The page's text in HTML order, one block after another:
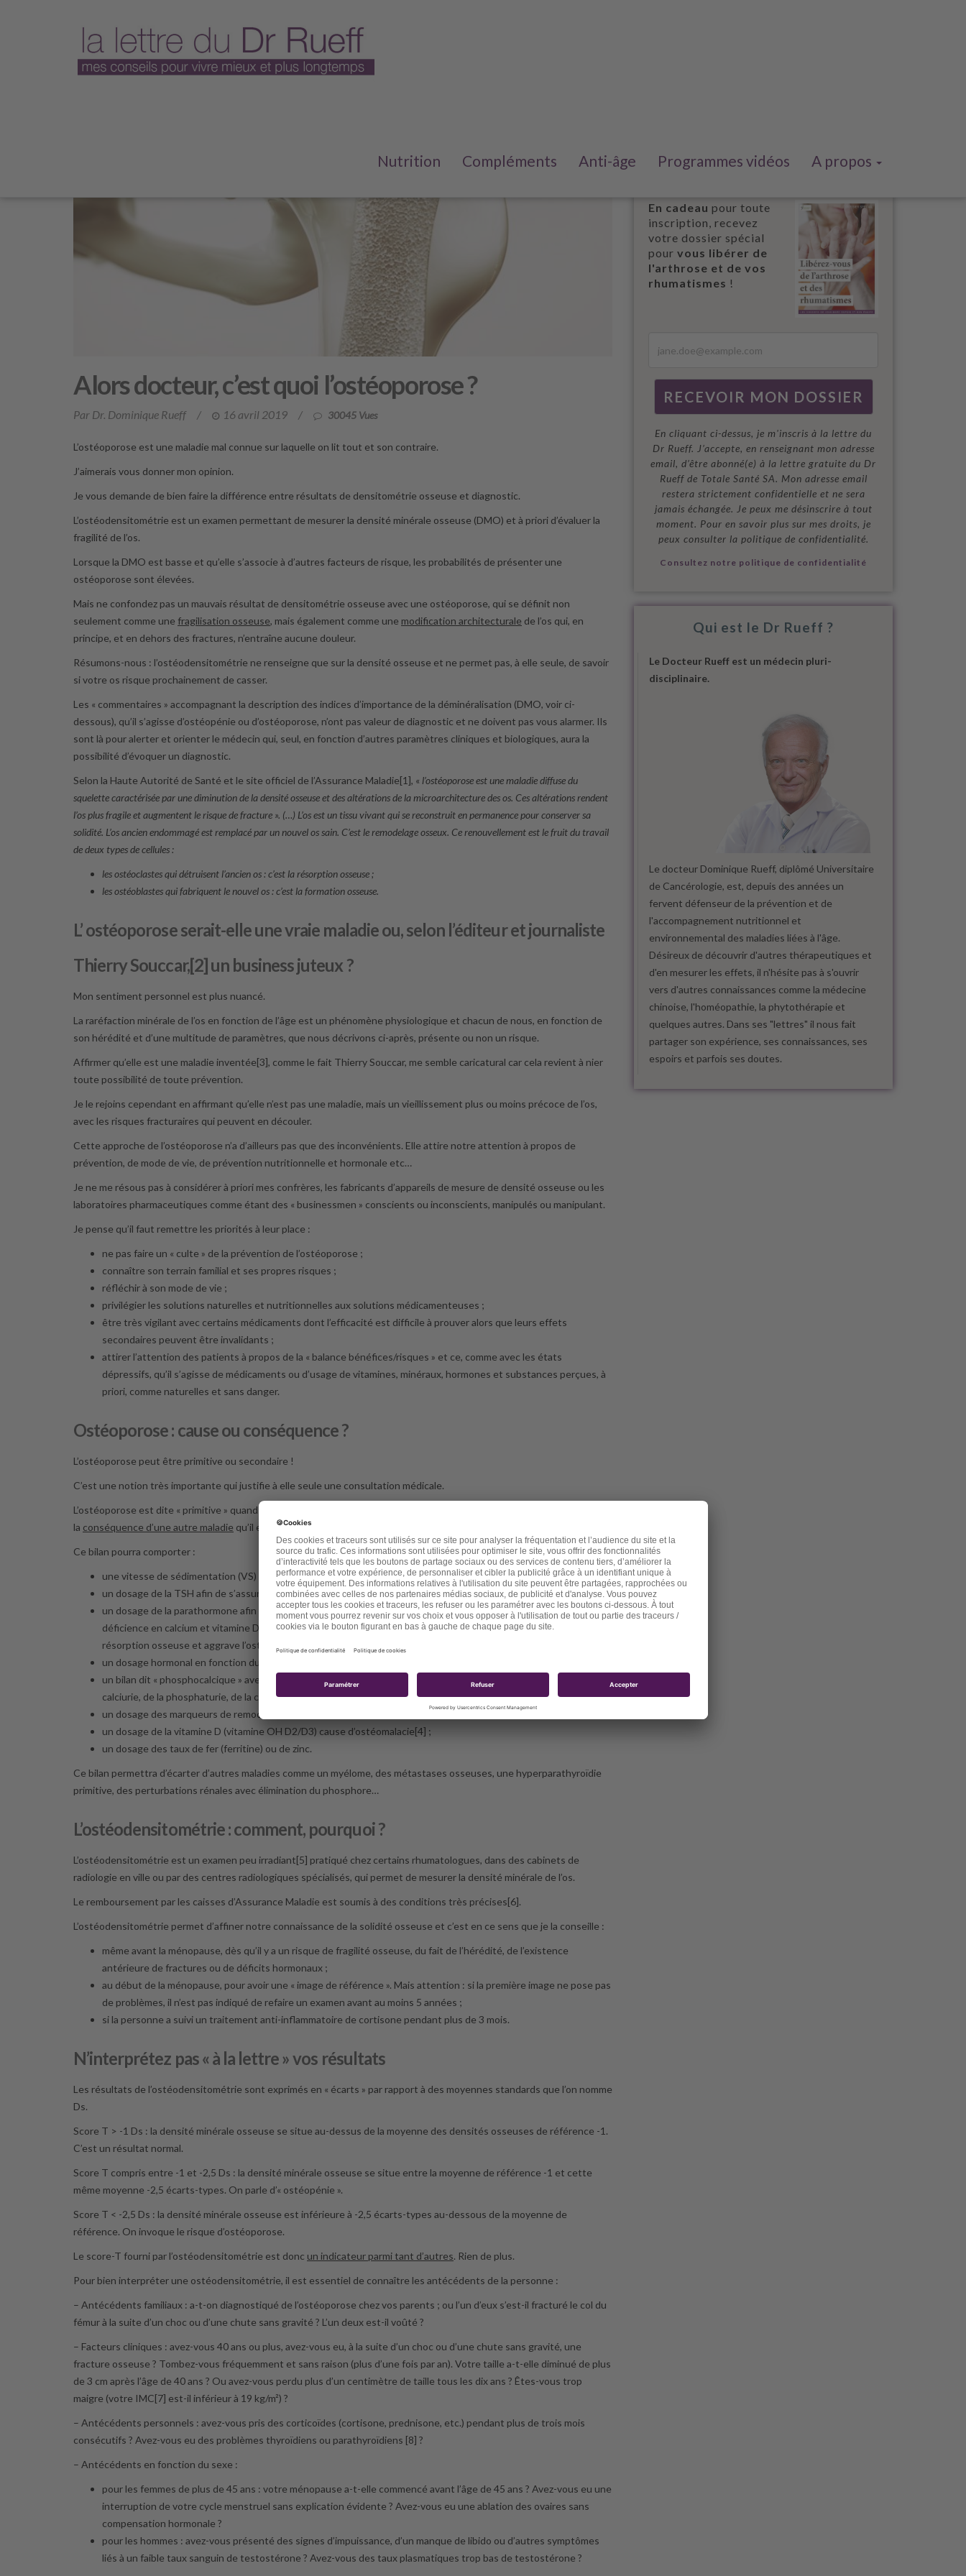
Nutrition Compléments Anti-âge Programmes vidéos A propos
Alors docteur, c’est quoi l’ostéoporose ?
Par Dr. Dominique Rueff / 16 avril 2019 / 30045 Vues
L’ostéoporose est une maladie mal connue sur laquelle on lit tout et son contraire.
J’aimerais vous donner mon opinion.
Je vous demande de bien faire la différence entre résultats de densitométrie osseuse et diagnostic.
L’ostéodensitométrie est un examen permettant de mesurer la densité minérale osseuse (DMO) et à priori d’évaluer la
fragilité de l’os.
Lorsque la DMO est basse et qu’elle s’associe à d’autres facteurs de risque, les probabilités de présenter une
ostéoporose sont élevées.
Mais ne confondez pas un mauvais résultat de densitométrie osseuse avec une ostéoporose, qui se définit non
seulement comme une fragilisation osseuse, mais également comme une modification architecturale de l’os qui, en
principe, et en dehors des fractures, n’entraîne aucune douleur.
Résumons-nous : l’ostéodensitométrie ne renseigne que sur la densité osseuse et ne permet pas, à elle seule, de savoir
si votre os risque prochainement de casser.
Les « commentaires » accompagnant la description des indices d’importance de la déminéralisation (DMO, voir ci-
dessous), qu’il s’agisse d’ostéopénie ou d’ostéoporose, n’ont pas valeur de diagnostic et ne doivent pas vous alarmer. Ils
sont là pour alerter et orienter le médecin qui, seul, en fonction d’autres paramètres cliniques et biologiques, aura la
possibilité d’évoquer un diagnostic.
Selon la Haute Autorité de Santé et le site officiel de l’Assurance Maladie[1], « l’ostéoporose est une maladie diffuse du
squelette caractérisée par une diminution de la densité osseuse et des altérations de la microarchitecture des os. Ces altérations rendent
l’os plus fragile et augmentent le risque de fracture ». (…) L’os est un tissu vivant qui se reconstruit en permanence pour conserver sa
solidité. L’os ancien endommagé est remplacé par un nouvel os sain. C’est le remodelage osseux. Ce renouvellement est le fruit du travail
de deux types de cellules :
les ostéoclastes qui détruisent l’ancien os : c’est la résorption osseuse ;
les ostéoblastes qui fabriquent le nouvel os : c’est la formation osseuse.
L’ ostéoporose serait-elle une vraie maladie ou, selon l’éditeur et journaliste
Thierry Souccar,[2] un business juteux ?
Mon sentiment personnel est plus nuancé.
La raréfaction minérale de l’os en fonction de l’âge est un phénomène physiologique et chacun de nous, en fonction de
son hérédité et d’une multitude de paramètres, que nous décrivons ci-après, présente ou non un risque.
Affirmer qu’elle est une maladie inventée[3], comme le fait Thierry Souccar, me semble caricatural car cela revient à nier
toute possibilité de toute prévention.
Je le rejoins cependant en affirmant qu’elle n’est pas une maladie, mais un vieillissement plus ou moins précoce de l’os,
avec les risques fracturaires qui peuvent en découler.
Cette approche de l’ostéoporose n’a d’ailleurs pas que des inconvénients. Elle attire notre attention à propos de
prévention, de mode de vie, de prévention nutritionnelle et hormonale etc…
Je ne me résous pas à considérer à priori mes confrères, les fabricants d’appareils de mesure de densité osseuse ou les
laboratoires pharmaceutiques comme étant des « businessmen » conscients ou inconscients, manipulés ou manipulant.
Je pense qu’il faut remettre les priorités à leur place :
ne pas faire un « culte » de la prévention de l’ostéoporose ;
connaître son terrain familial et ses propres risques ;
réfléchir à son mode de vie ;
privilégier les solutions naturelles et nutritionnelles aux solutions médicamenteuses ;
être très vigilant avec certains médicaments dont l’efficacité est difficile à prouver alors que leurs effets
secondaires peuvent être invalidants ;
attirer l’attention des patients à propos de la « balance bénéfices/risques » et ce, comme avec les états
dépressifs, qu’il s’agisse de médicaments ou d’usage de vitamines, minéraux, hormones et substances perçues, à
priori, comme naturelles et sans danger.
Ostéoporose : cause ou conséquence ?
L’ostéoporose peut être primitive ou secondaire !
C’est une notion très importante qui justifie à elle seule une consultation médicale.
L’ostéoporose est dite « primitive » quand aucune maladie associée n’en est la cause. Et « secondaire » lorsqu’elle est
la conséquence d’une autre maladie qu’il est absolument nécessaire de diagnostiquer afin de pouvoir la traiter.
Ce bilan pourra comporter :
une vitesse de sédimentation (VS) pour apprécier l’inflammation ;
un dosage de la TSH afin de s’assurer de l’absence de pathologie de la thyroïde ;
un dosage de la parathormone afin de s’assurer de l’absence de pathologie des parathyroïdes car une éventuelle
déficience en calcium et vitamine D induit un hyperparathyroïdisme réactionnel qui stimule anormalement la
résorption osseuse et aggrave l’ostéoporose ;
un dosage hormonal en fonction du sexe et, selon moi, un dosage de Sulfate de DHEA ;
un bilan dit « phosphocalcique » avec dosage de la calcémie et de la phosphorémie, de la créatininémie, de la
calciurie, de la phosphaturie, de la créatininurie, sur les urines de 24 heures ;
un dosage des marqueurs de remodelage osseux (voir ci-dessous) ;
un dosage de la vitamine D (vitamine OH D2/D3) cause d’ostéomalacie[4] ;
un dosage des taux de fer (ferritine) ou de zinc.
Ce bilan permettra d’écarter d’autres maladies comme un myélome, des métastases osseuses, une hyperparathyroïdie
primitive, des perturbations rénales avec élimination du phosphore…
L’ostéodensitométrie : comment, pourquoi ?
L’ostéodensitométrie est un examen peu irradiant[5] pratiqué chez certains rhumatologues, dans des cabinets de
radiologie en ville ou par des centres radiologiques spécialisés, qui permet de mesurer la densité minérale de l’os.
Le remboursement par les caisses d’Assurance Maladie est soumis à des conditions très précises[6].
L’ostéodensitométrie permet d’affiner notre connaissance de la solidité osseuse et c’est en ce sens que je la conseille :
même avant la ménopause, dès qu’il y a un risque de fragilité osseuse, du fait de l’hérédité, de l’existence
antérieure de fractures ou de déficits hormonaux ;
au début de la ménopause, pour avoir une « image de référence ». Mais attention : si la première image ne pose pas
de problèmes, il n’est pas indiqué de refaire un examen avant au moins 5 années ;
si la personne a suivi un traitement anti-inflammatoire de cortisone pendant plus de 3 mois.
N’interprétez pas « à la lettre » vos résultats
Les résultats de l’ostéodensitométrie sont exprimés en « écarts » par rapport à des moyennes standards que l’on nomme
Ds.
Score T > -1 Ds : la densité minérale osseuse se situe au-dessus de la moyenne des densités osseuses de référence -1.
C’est un résultat normal.
Score T compris entre -1 et -2,5 Ds : la densité minérale osseuse se situe entre la moyenne de référence -1 et cette
même moyenne -2,5 écarts-types. On parle d’« ostéopénie ».
Score T < -2,5 Ds : la densité minérale osseuse est inférieure à -2,5 écarts-types au-dessous de la moyenne de
référence. On invoque le risque d’ostéoporose.
Le score-T fourni par l’ostéodensitométrie est donc un indicateur parmi tant d’autres. Rien de plus.
Pour bien interpréter une ostéodensitométrie, il est essentiel de connaître les antécédents de la personne :
– Antécédents familiaux : a-t-on diagnostiqué de l’ostéoporose chez vos parents ; ou l’un d’eux s’est-il fracturé le col du
fémur à la suite d’un choc ou d’une chute sans gravité ? L’un deux est-il voûté ?
– Facteurs cliniques : avez-vous 40 ans ou plus, avez-vous eu, à la suite d’un choc ou d’une chute sans gravité, une
fracture osseuse ? Tombez-vous fréquemment et sans raison (plus d’une fois par an). Votre taille a-t-elle diminué de plus
de 3 cm après l’âge de 40 ans ? Ou avez-vous perdu plus d’un centimètre de taille tous les dix ans ? Êtes-vous trop
maigre (votre IMC[7] est-il inférieur à 19 kg/m²) ?
– Antécédents personnels : avez-vous pris des corticoïdes (cortisone, prednisone, etc.) pendant plus de trois mois
consécutifs ? Avez-vous eu des problèmes thyroïdiens ou parathyroïdiens [8] ?
– Antécédents en fonction du sexe :
pour les femmes de plus de 45 ans : votre ménopause a-t-elle commencé avant l’âge de 45 ans ? Avez-vous eu une
interruption de votre cycle menstruel sans explication évidente ? Avez-vous eu une ablation des ovaires sans
compensation hormonale ?
pour les hommes : avez-vous présenté des signes d’impuissance, d’un manque de libido ou d’autres symptômes
liés à un faible taux sanguin de testostérone ? Avez-vous des taux plasmatiques trop bas de testostérone ?
En cadeau pour toute
inscription, recevez
votre dossier spécial
pour vous libérer de
l'arthrose et de vos
rhumatismes !
En cliquant ci-dessus, je m'inscris à la lettre du
Dr Rueff. J’accepte, en renseignant mon adresse
email, d’être abonné(e) à la lettre gratuite du Dr
Rueff de Totale Santé SA. Mon adresse email
restera strictement confidentielle et ne sera
jamais échangée. Je peux me désinscrire à tout
moment. Pour en savoir plus sur mes droits, je
peux consulter la politique de confidentialité.
Consultez notre politique de confidentialité
Qui est le Dr Rueff ?
Le Docteur Rueff est un médecin pluri-
disciplinaire.
Le docteur Dominique Rueff, diplômé Universitaire
de Cancérologie, est, depuis des années un
fervent défenseur de la prévention et de
l'accompagnement nutritionnel et
environnemental des maladies liées à l'âge.
Désireux de découvrir d'autres thérapeutiques et
d'en mesurer les effets, il n'hésite pas à s'ouvrir
vers d'autres connaissances comme la médecine
chinoise, l'homéopathie, la phytothérapie et
quelques autres. Dans ses "lettres" il nous fait
partager son expérience, ses connaissances, ses
espoirs et parfois ses doutes.